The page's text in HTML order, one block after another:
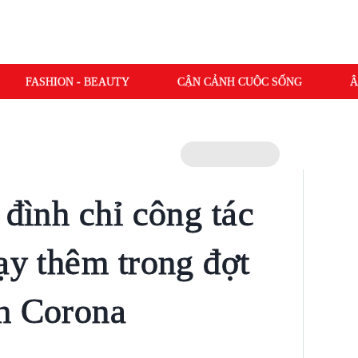
FASHION - BEAUTY CẬN CẢNH CUỘC SỐNG
chỉ công tác
thêm trong đợt
Corona